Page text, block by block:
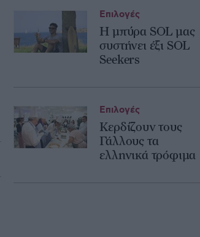
Η μπύρα SOL μας
συστήνει έξι SOL
Seekers
Επιλογές
Κερδίζουν τους
Γάλλους τα
ελληνικά τρόφιμα
Επιλογές